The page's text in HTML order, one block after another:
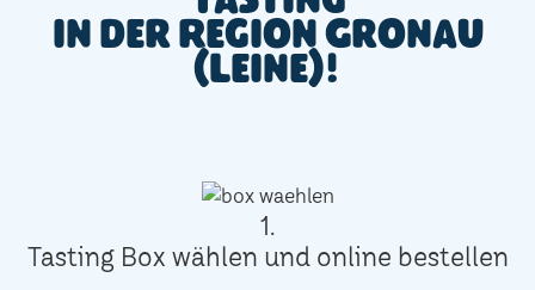
in der Region Gronau
(Leine)!
1.
Tasting Box wählen und online bestellen